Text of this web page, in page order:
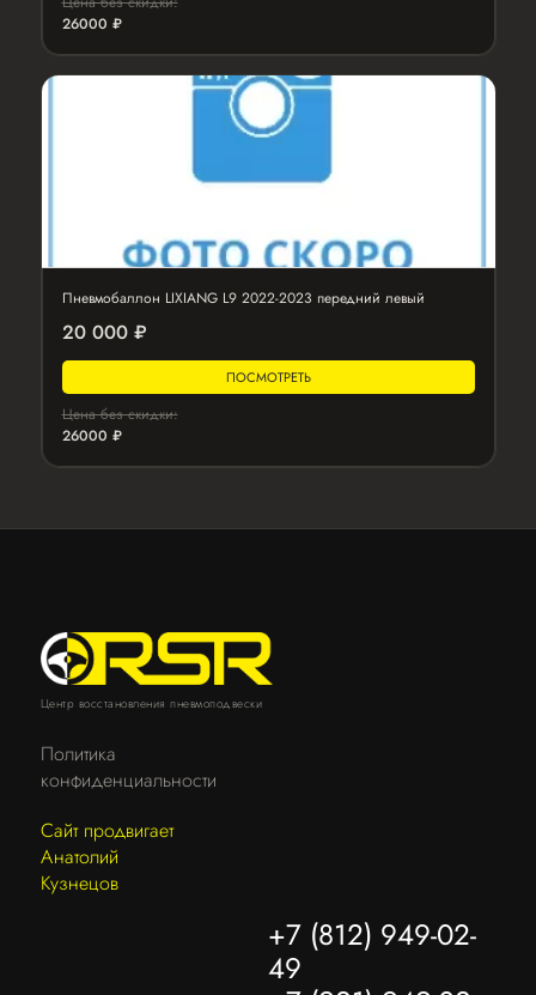
26000 ₽
Пневмобаллон LIXIANG L9 2022-2023 передний левый
20 000 ₽
ПОСМОТРЕТЬ
Цена без скидки:
26000 ₽
Центр восстановления пневмоподвески
Политика
конфиденциальности
Сайт продвигает
Анатолий
Кузнецов
+7 (812) 949-02-
49